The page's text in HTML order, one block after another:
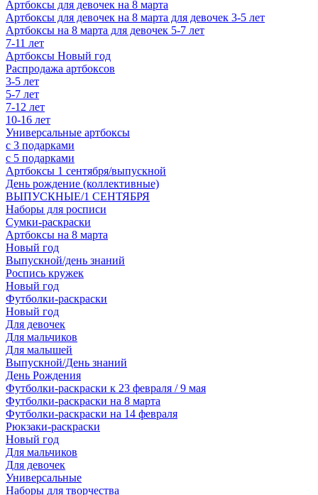
Артбоксы для девочек на 8 марта
Артбоксы для девочек на 8 марта для девочек 3-5 лет
Артбоксы на 8 марта для девочек 5-7 лет
7-11 лет
Артбоксы Новый год
Распродажа артбоксов
3-5 лет
5-7 лет
7-12 лет
10-16 лет
Универсальные артбоксы
с 3 подарками
с 5 подарками
Артбоксы 1 сентября/выпускной
День рождение (коллективные)
ВЫПУСКНЫЕ/1 СЕНТЯБРЯ
Наборы для росписи
Сумки-раскраски
Артбоксы на 8 марта
Новый год
Выпускной/день знаний
Роспись кружек
Новый год
Футболки-раскраски
Новый год
Для девочек
Для мальчиков
Для малышей
Выпускной/День знаний
День Рождения
Футболки-раскраски к 23 февраля / 9 мая
Футболки-раскраски на 8 марта
Футболки-раскраски на 14 февраля
Рюкзаки-раскраски
Новый год
Для мальчиков
Для девочек
Универсальные
Наборы для творчества